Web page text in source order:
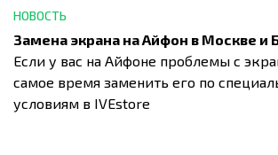
НОВОСТЬ
Замена экрана на Айфон в Москве и
Если у вас на Айфоне проблемы с
самое время заменить его по
условиям в IVEstore